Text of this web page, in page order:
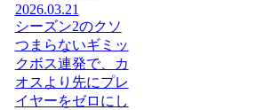
2026.03.21
シーズン2のクソ
つまらないギミッ
クボス連発で、カ
オスより先にプレ
イヤーをゼロにし